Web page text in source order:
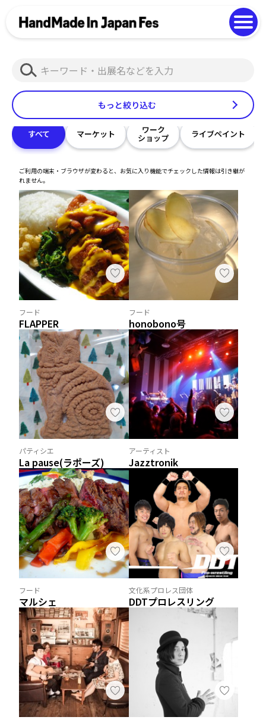
Photo Gallery
もっと絞り込む
検
索
すべて マーケット ワーク
ショップ ライブペイント
ご利用の端末・ブラウザが変わると、お気に入り機能でチェックした情報は引き継が
れません。
フード
FLAPPER
フード
honobono号
パティシエ
La pause(ラポーズ)
アーティスト
Jazztronik
フード
マルシェ
文化系プロレス団体
DDTプロレスリング